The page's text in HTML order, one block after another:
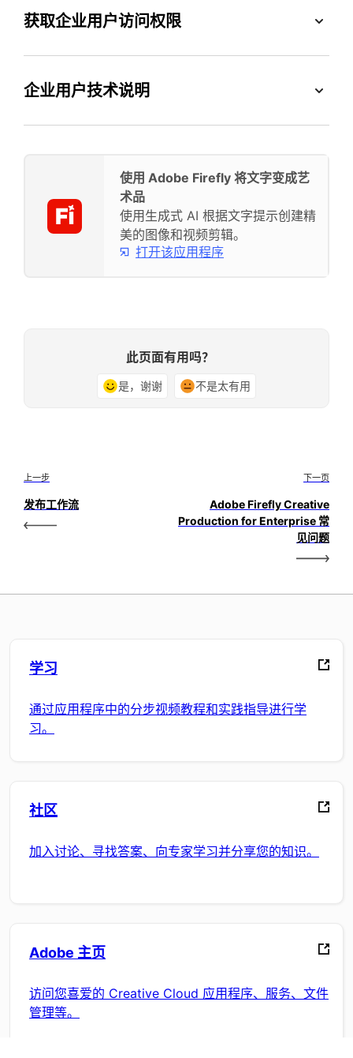
获取企业用户访问权限
企业用户技术说明
使用 Adobe Firefly 将文字变成艺
术品
使用生成式 AI 根据文字提示创建精
美的图像和视频剪辑。
打开该应用程序
此页面有用吗？
是，谢谢 不是太有用
上一步
发布工作流
下一页
Adobe Firefly Creative
Production for Enterprise 常
见问题
学习
通过应用程序中的分步视频教程和实践指导进行学
习。
社区
加入讨论、寻找答案、向专家学习并分享您的知识。
Adobe 主页
访问您喜爱的 Creative Cloud 应用程序、服务、文件
管理等。